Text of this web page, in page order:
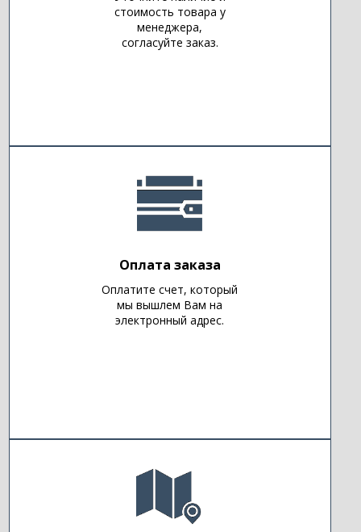
стоимость товара у
менеджера,
согласуйте заказ.
Оплата заказа
Оплатите счет, который
мы вышлем Вам на
электронный адрес.